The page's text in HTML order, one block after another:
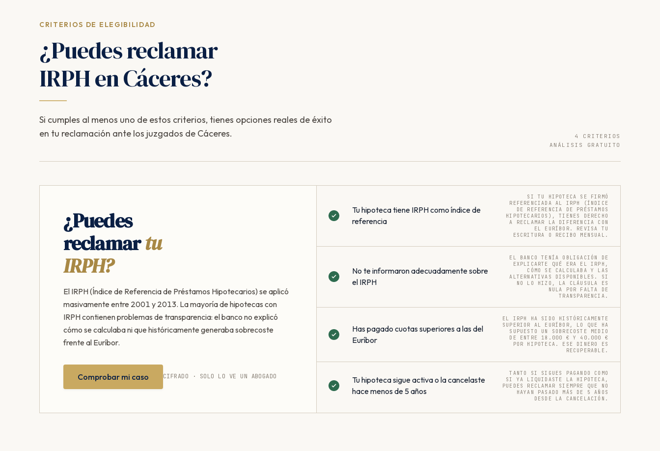
CRITERIOS DE ELEGIBILIDAD
¿Puedes reclamar
IRPH en Cáceres?
Si cumples al menos uno de estos criterios, tienes opciones reales de éxito
en tu reclamación ante los juzgados de Cáceres.
4 CRITERIOS
ANÁLISIS GRATUITO
¿Puedes
reclamartu
IRPH?
El IRPH (Índice de Referencia de Préstamos Hipotecarios) se aplicó
masivamente entre 2001 y 2013. La mayoría de hipotecas con
IRPH contienen problemas de transparencia: el banco no explicó
cómo se calculaba ni que históricamente generaba sobrecoste
frente al Euríbor.
Comprobar mi caso CIFRADO · SOLO LO VE UN ABOGADO
Tu hipoteca tiene IRPH como índice de
referencia
SI TU HIPOTECA SE FIRMÓ
REFERENCIADA AL IRPH (ÍNDICE
DE REFERENCIA DE PRÉSTAMOS
HIPOTECARIOS), TIENES DERECHO
A RECLAMAR LA DIFERENCIA CON
EL EURÍBOR. REVISA TU
ESCRITURA O RECIBO MENSUAL.
No te informaron adecuadamente sobre
el IRPH
EL BANCO TENÍA OBLIGACIÓN DE
EXPLICARTE QUÉ ERA EL IRPH,
CÓMO SE CALCULABA Y LAS
ALTERNATIVAS DISPONIBLES. SI
NO LO HIZO, LA CLÁUSULA ES
NULA POR FALTA DE
TRANSPARENCIA.
Has pagado cuotas superiores a las del
Euríbor
EL IRPH HA SIDO HISTÓRICAMENTE
SUPERIOR AL EURÍBOR, LO QUE HA
SUPUESTO UN SOBRECOSTE MEDIO
DE ENTRE 18.000 € Y 40.000 €
POR HIPOTECA. ESE DINERO ES
RECUPERABLE.
Tu hipoteca sigue activa o la cancelaste
hace menos de 5 años
TANTO SI SIGUES PAGANDO COMO
SI YA LIQUIDASTE LA HIPOTECA,
PUEDES RECLAMAR SIEMPRE QUE NO
HAYAN PASADO MÁS DE 5 AÑOS
DESDE LA CANCELACIÓN.